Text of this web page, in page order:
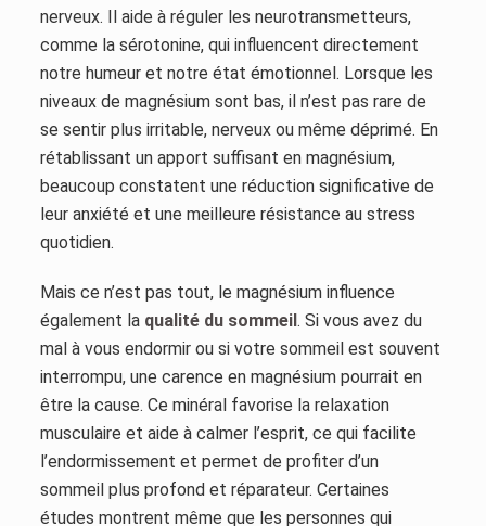
nerveux. Il aide à réguler les neurotransmetteurs,
comme la sérotonine, qui influencent directement
notre humeur et notre état émotionnel. Lorsque les
niveaux de magnésium sont bas, il n’est pas rare de
se sentir plus irritable, nerveux ou même déprimé. En
rétablissant un apport suffisant en magnésium,
beaucoup constatent une réduction significative de
leur anxiété et une meilleure résistance au stress
quotidien.
Mais ce n’est pas tout, le magnésium influence
également la qualité du sommeil. Si vous avez du
mal à vous endormir ou si votre sommeil est souvent
interrompu, une carence en magnésium pourrait en
être la cause. Ce minéral favorise la relaxation
musculaire et aide à calmer l’esprit, ce qui facilite
l’endormissement et permet de profiter d’un
sommeil plus profond et réparateur. Certaines
études montrent même que les personnes qui